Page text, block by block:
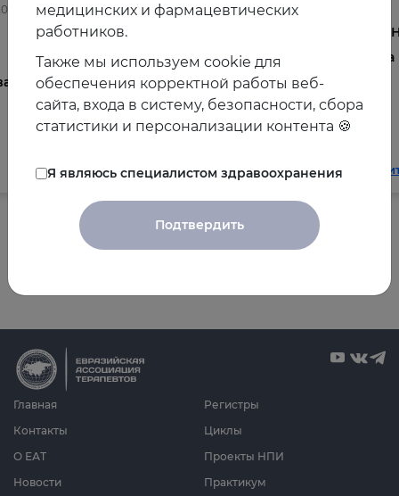
03.08.2026
Осведомленность врачей о
менопаузе и менопаузальной
гормональной терапии в
общеклинической практике
Читать далее
V
Все новости
Главная
О ЕАТ
Новости
Циклы
Проекты НПИ
Практикум
Регистры
Контакты
медицинских и фармацевтических
работников.
Также мы используем cookie для
обеспечения корректной работы веб-
сайта, входа в систему, безопасности, сбора
статистики и персонализации контента 🍪
Я являюсь специалистом здравоохранения
Подтвердить